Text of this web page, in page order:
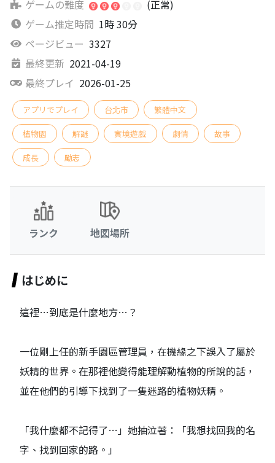
ゲームの難度
(正常)
ゲーム推定時間 1時 30分
ページビュー 3327
最終更新 2021-04-19
最終プレイ 2026-01-25
アプリでプレイ 台北市 繁體中文
植物園 解謎 實境遊戲 劇情 故事
成長 勵志
ランク 地図場所
はじめに
這裡…到底是什麼地方…？
一位剛上任的新手園區管理員，在機緣之下誤入了屬於
妖精的世界。在那裡他變得能理解動植物的所說的話，
並在他們的引導下找到了一隻迷路的植物妖精。
「我什麼都不記得了…」她抽泣著：「我想找回我的名
字、找到回家的路。」